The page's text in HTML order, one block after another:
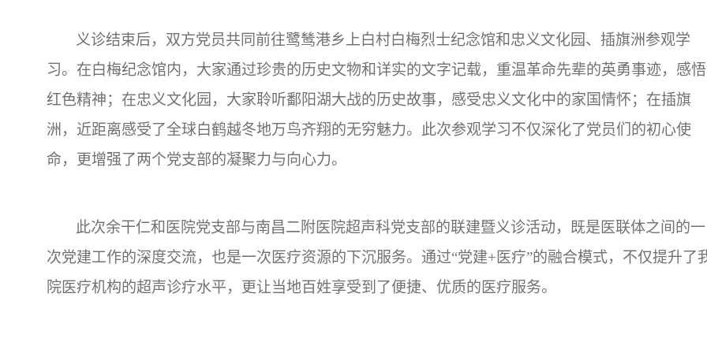
义诊结束后，双方党员共同前往鹭鸶港乡上白村白梅烈士纪念馆和忠义文化园、插旗洲参观学
习。在白梅纪念馆内，大家通过珍贵的历史文物和详实的文字记载，重温革命先辈的英勇事迹，感悟
红色精神；在忠义文化园，大家聆听鄱阳湖大战的历史故事，感受忠义文化中的家国情怀；在插旗
洲，近距离感受了全球白鹤越冬地万鸟齐翔的无穷魅力。此次参观学习不仅深化了党员们的初心使
命，更增强了两个党支部的凝聚力与向心力。
此次余干仁和医院党支部与南昌二附医院超声科党支部的联建暨义诊活动，既是医联体之间的一
次党建工作的深度交流，也是一次医疗资源的下沉服务。通过“党建+医疗”的融合模式，不仅提升了
院医疗机构的超声诊疗水平，更让当地百姓享受到了便捷、优质的医疗服务。